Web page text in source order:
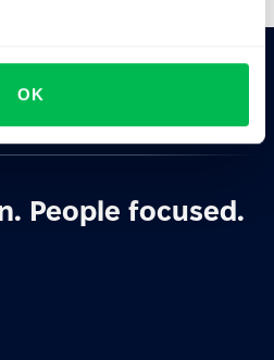
OK
PeopleForce:
Perplexity
People focused.